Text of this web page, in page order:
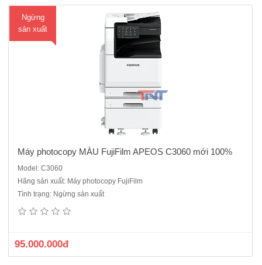
Ngừng
sản xuất
Máy photocopy MÀU FujiFilm APEOS C3060 mới 100%
Model: C3060
Hãng sản xuất: Máy photocopy FujiFilm
Tình trạng: Ngừng sản xuất
95.000.000đ